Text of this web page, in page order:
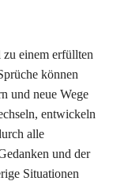
einem erfüllten
können
und neue Wege
entwickeln
alle
und der
Situationen